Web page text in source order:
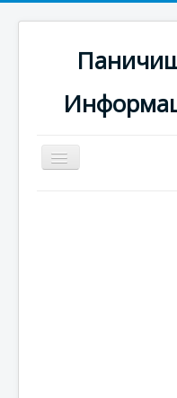
Превключи
навигация